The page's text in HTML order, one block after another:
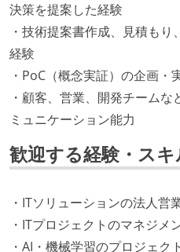
決策を提案した経験
・技術提案書作成、見積も
経験
・PoC（概念実証）の企画・
・顧客、営業、開発チーム
ミュニケーション能力
歓迎する経験・ス
・ITソリューションの法人営
・ITプロジェクトのマネジメ
・AI・機械学習のプロジェク